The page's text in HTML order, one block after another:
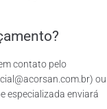
contato pelo
ou
especializada enviará